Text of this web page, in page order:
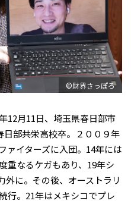
©財界さっぽろ
12月11日、埼玉県春日部市
部共栄高校卒。２００９年
ァイターズに入団。14年には
重なるケガもあり、19年シ
外に。その後、オーストラリ
行。21年はメキシコでプレ